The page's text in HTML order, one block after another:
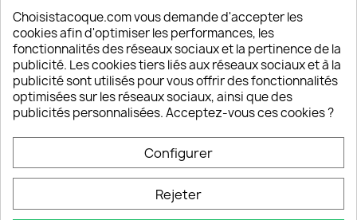
Un SAV à votre écoute
Notre SAV est disponible 6/7J de 10h à 18H
INFORMATIONS 
VOTRE COMPTE 
Choisistacoque.com vous demande d'accepter les
cookies afin d'optimiser les performances, les
fonctionnalités des réseaux sociaux et la pertinence de la
publicité. Les cookies tiers liés aux réseaux sociaux et à la
publicité sont utilisés pour vous offrir des fonctionnalités
optimisées sur les réseaux sociaux, ainsi que des
publicités personnalisées. Acceptez-vous ces cookies ?
Configurer
Rejeter